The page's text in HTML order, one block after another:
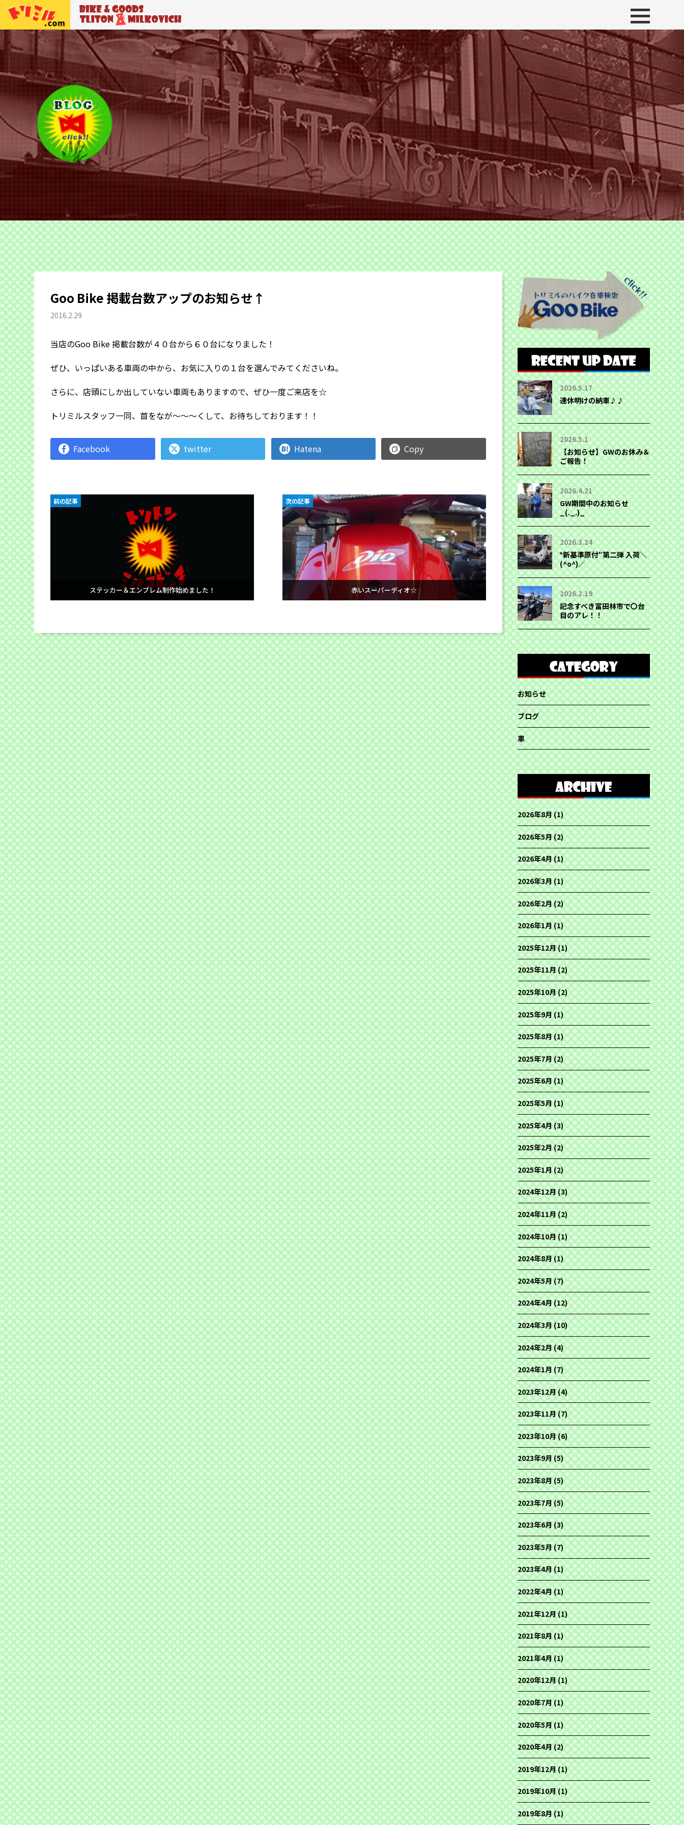
トリトン＆ミルコビッチ
Goo Bike 掲載台数アップのお知らせ↑
2016.2.29
当店のGoo Bike 掲載台数が４０台から６０台になりました！
ぜひ、いっぱいある車両の中から、お気に入りの１台を選んでみてくださいね。
さらに、店頭にしか出していない車両もありますので、ぜひ一度ご来店を☆
トリミルスタッフ一同、首をなが〜〜〜くして、お待ちしております！！
Facebook twitter Hatena Copy
ステッカー＆エンブレム制作始めました！
前の記事
赤いスーパーディオ☆
次の記事
2026.5.17
連休明けの納車♪♪
2026.5.1
【お知らせ】GWのお休み＆
ご報告！
2026.4.21
GW期間中のお知らせ
_(._.)_
2026.3.24
‶新基準原付″第二弾 入荷＼
(^o^)／
2026.2.19
記念すべき富田林市で〇台
目のアレ！！
お知らせ
ブログ
車
2026年8月(1)
2026年5月(2)
2026年4月(1)
2026年3月(1)
2026年2月(2)
2026年1月(1)
2025年12月(1)
2025年11月(2)
2025年10月(2)
2025年9月(1)
2025年8月(1)
2025年7月(2)
2025年6月(1)
2025年5月(1)
2025年4月(3)
2025年2月(2)
2025年1月(2)
2024年12月(3)
2024年11月(2)
2024年10月(1)
2024年8月(1)
2024年5月(7)
2024年4月(12)
2024年3月(10)
2024年2月(4)
2024年1月(7)
2023年12月(4)
2023年11月(7)
2023年10月(6)
2023年9月(5)
2023年8月(5)
2023年7月(5)
2023年6月(3)
2023年5月(7)
2023年4月(1)
2022年4月(1)
2021年12月(1)
2021年8月(1)
2021年4月(1)
2020年12月(1)
2020年7月(1)
2020年5月(1)
2020年4月(2)
2019年12月(1)
2019年10月(1)
2019年8月(1)